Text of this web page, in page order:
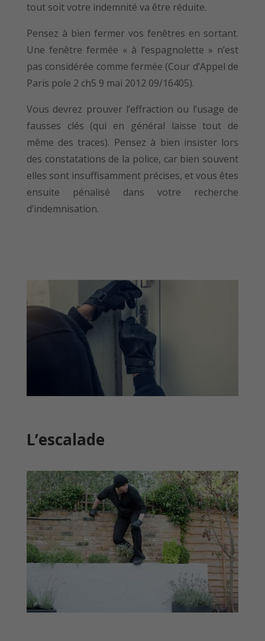
tout soit votre indemnité va être réduite.
Pensez à bien fermer vos fenêtres en sortant.
Une fenêtre fermée « à l’espagnolette » n’est
pas considérée comme fermée (Cour d’Appel de
Paris pole 2 ch5 9 mai 2012 09/16405).
Vous devrez prouver l’effraction ou l’usage de
fausses clés (qui en général laisse tout de
même des traces). Pensez à bien insister lors
des constatations de la police, car bien souvent
elles sont insuffisamment précises, et vous êtes
ensuite pénalisé dans votre recherche
d’indemnisation.
L’escalade